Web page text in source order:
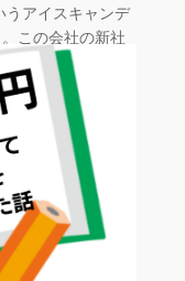
うアイスキャンデ
この会社の新社